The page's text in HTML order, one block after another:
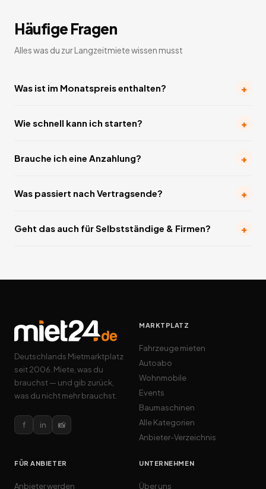
Häufige Fragen
Alles was du zur Langzeitmiete wissen musst
Was ist im Monatspreis enthalten? +
Wie schnell kann ich starten? +
Brauche ich eine Anzahlung? +
Was passiert nach Vertragsende? +
Geht das auch für Selbstständige & Firmen? +
Deutschlands Mietmarktplatz
seit 2006. Miete, was du
brauchst — und gib zurück,
was du nicht mehr brauchst.
f in 📸
MARKTPLATZ
Fahrzeuge mieten
Autoabo
Wohnmobile
Events
Baumaschinen
Alle Kategorien
Anbieter-Verzeichnis
FÜR ANBIETER
Anbieter werden
UNTERNEHMEN
Über uns